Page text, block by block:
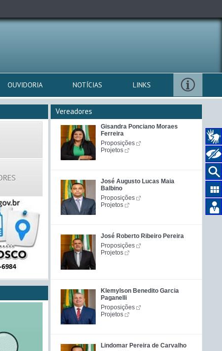
OUVIDORIA NOTÍCIAS LINKS
Vereadores
Gisandra Ponciano Moraes
Ferreira
Proposições
Projetos
José Augusto Lucas Maia
Balbino
Proposições
Projetos
José Roberto Ribeiro Pereira
Proposições
Projetos
Klemylson Benedito Garcia
Paganelli
Proposições
Projetos
Lindomar Pereira de Carvalho